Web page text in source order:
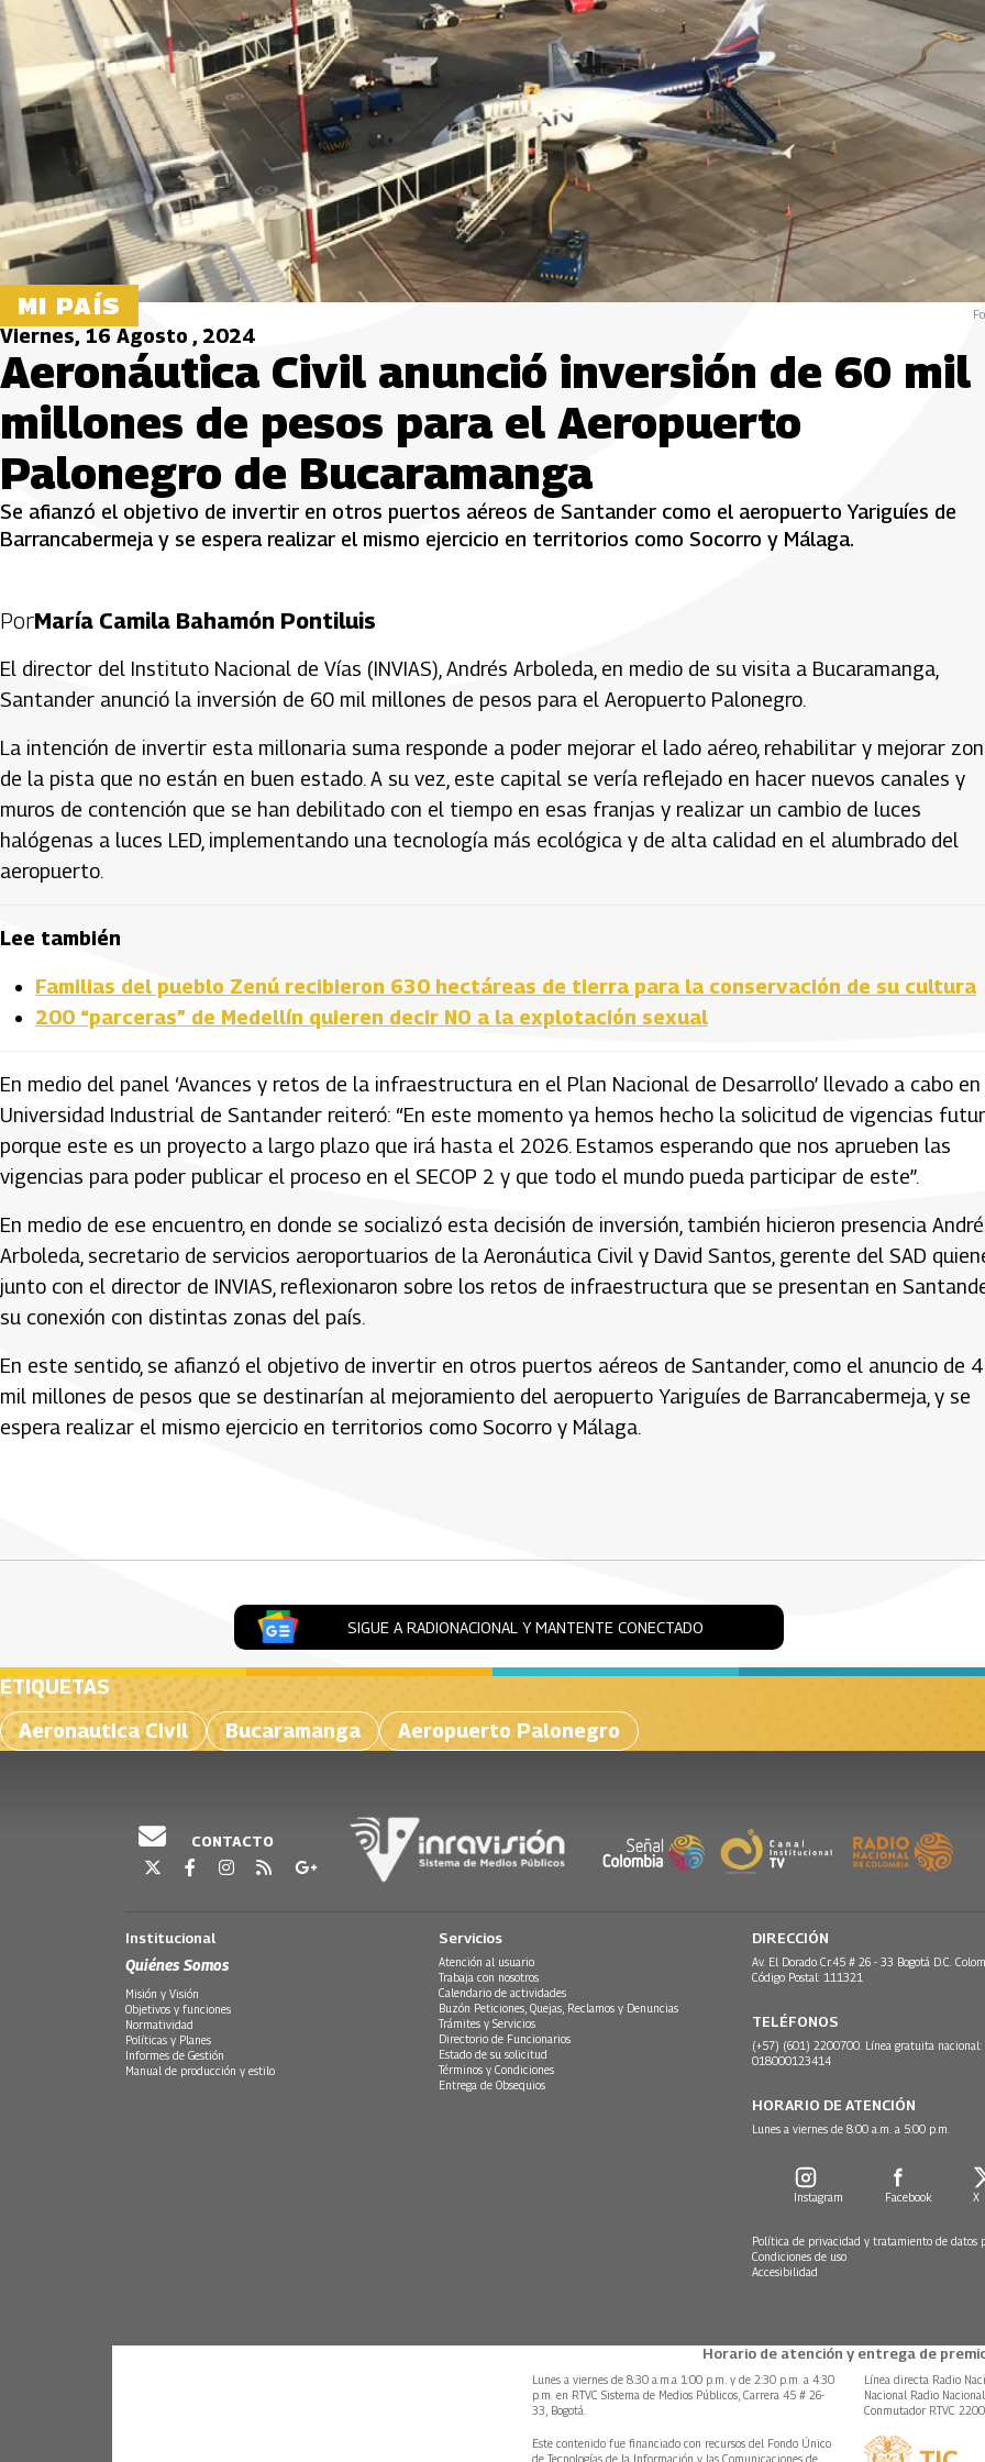
MI PAÍS
Viernes, 16 Agosto , 2024
Aeronáutica Civil anunció inversión de 60 mil
millones de pesos para el Aeropuerto
Palonegro de Bucaramanga
Se afianzó el objetivo de invertir en otros puertos aéreos de Santander como el aeropuerto Yariguíes de
Barrancabermeja y se espera realizar el mismo ejercicio en territorios como Socorro y Málaga.
PorMaría Camila Bahamón Pontiluis
El director del Instituto Nacional de Vías (INVIAS), Andrés Arboleda, en medio de su visita a Bucaramanga,
Santander anunció la inversión de 60 mil millones de pesos para el Aeropuerto Palonegro.
La intención de invertir esta millonaria suma responde a poder mejorar el lado aéreo, rehabilitar y mejorar
de la pista que no están en buen estado. A su vez, este capital se vería reflejado en hacer nuevos canales y
muros de contención que se han debilitado con el tiempo en esas franjas y realizar un cambio de luces
halógenas a luces LED, implementando una tecnología más ecológica y de alta calidad en el alumbrado del
aeropuerto.
Lee también
Familias del pueblo Zenú recibieron 630 hectáreas de tierra para la conservación de su cultura
200 “parceras” de Medellín quieren decir NO a la explotación sexual
En medio del panel ‘Avances y retos de la infraestructura en el Plan Nacional de Desarrollo’ llevado a cabo
Universidad Industrial de Santander reiteró: “En este momento ya hemos hecho la solicitud de vigencias
porque este es un proyecto a largo plazo que irá hasta el 2026. Estamos esperando que nos aprueben las
vigencias para poder publicar el proceso en el SECOP 2 y que todo el mundo pueda participar de este”.
En medio de ese encuentro, en donde se socializó esta decisión de inversión, también hicieron presencia
Arboleda, secretario de servicios aeroportuarios de la Aeronáutica Civil y David Santos, gerente del SAD
junto con el director de INVIAS, reflexionaron sobre los retos de infraestructura que se presentan en
su conexión con distintas zonas del país.
En este sentido, se afianzó el objetivo de invertir en otros puertos aéreos de Santander, como el anuncio de
mil millones de pesos que se destinarían al mejoramiento del aeropuerto Yariguíes de Barrancabermeja, y se
espera realizar el mismo ejercicio en territorios como Socorro y Málaga.
SIGUE A RADIONACIONAL Y MANTENTE CONECTADO
ETIQUETAS
Aeronautica Civil
Bucaramanga Aeropuerto Palonegro
CONTACTO
Institucional
Quiénes Somos
Misión y Visión
Objetivos y funciones
Normatividad
Políticas y Planes
Informes de Gestión
Manual de producción y estilo
Servicios
Atención al usuario
Trabaja con nosotros
Calendario de actividades
Buzón Peticiones, Quejas, Reclamos y Denuncias
Trámites y Servicios
Directorio de Funcionarios
Estado de su solicitud
Términos y Condiciones
Entrega de Obsequios
DIRECCIÓN
Av. El Dorado Cr.45 # 26 - 33 Bogotá D.C.
Código Postal: 111321
TELÉFONOS
(+57) (601) 2200700. Línea gratuita nacional:
018000123414
HORARIO DE ATENCIÓN
Lunes a viernes de 8:00 a.m. a 5:00 p.m.
Instagram Facebook X
Política de privacidad y tratamiento de datos
Condiciones de uso
Accesibilidad
Horario de atención y entrega de
Lunes a viernes de 8:30 a.m.a 1:00 p.m. y de 2:30 p.m. a 4:30
p.m. en RTVC Sistema de Medios Públicos, Carrera 45 # 26-
33, Bogotá.
Línea directa Radio
Nacional Radio
Conmutador RTVC
Este contenido fue financiado con recursos del Fondo Único
de Tecnologías de la Información y las Comunicaciones de